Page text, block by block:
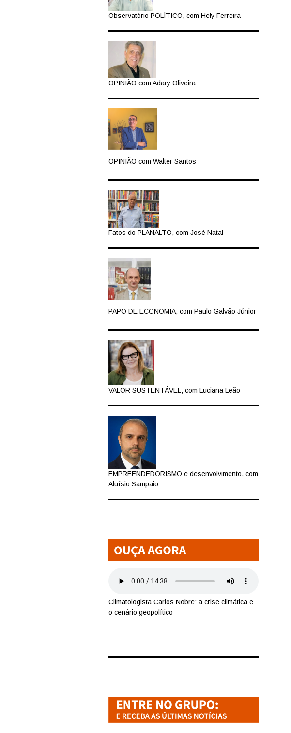
Observatório POLÍTICO, com Hely Ferreira
OPINIÃO com Adary Oliveira
OPINIÃO com Walter Santos
Fatos do PLANALTO, com José Natal
PAPO DE ECONOMIA, com Paulo Galvão Júnior
VALOR SUSTENTÁVEL, com Luciana Leão
EMPREENDEDORISMO e desenvolvimento, com
Aluísio Sampaio
Climatologista Carlos Nobre: a crise climática e
o cenário geopolítico